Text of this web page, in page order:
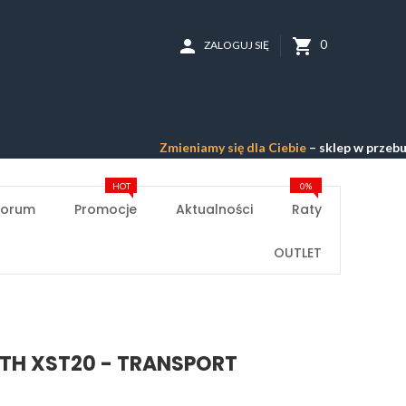
shopping_cart 0
person ZALOGUJ SIĘ
Zmieniamy się dla Ciebie– sklep w przebudowie –
Promocje
HOT
Aktualności Raty
0%
OUTLET
XST20 - TRANSPORT